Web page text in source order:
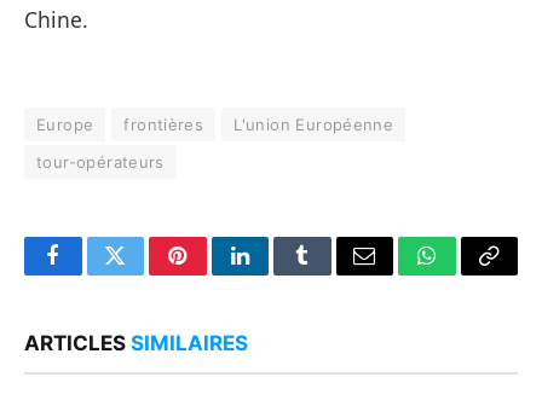
Chine.
Europe frontières
L'union Européenne
tour-opérateurs
FacebookTwitterPinterestLinkedInTumblrEmail WhatsApp
Copy
ARTICLES SIMILAIRES